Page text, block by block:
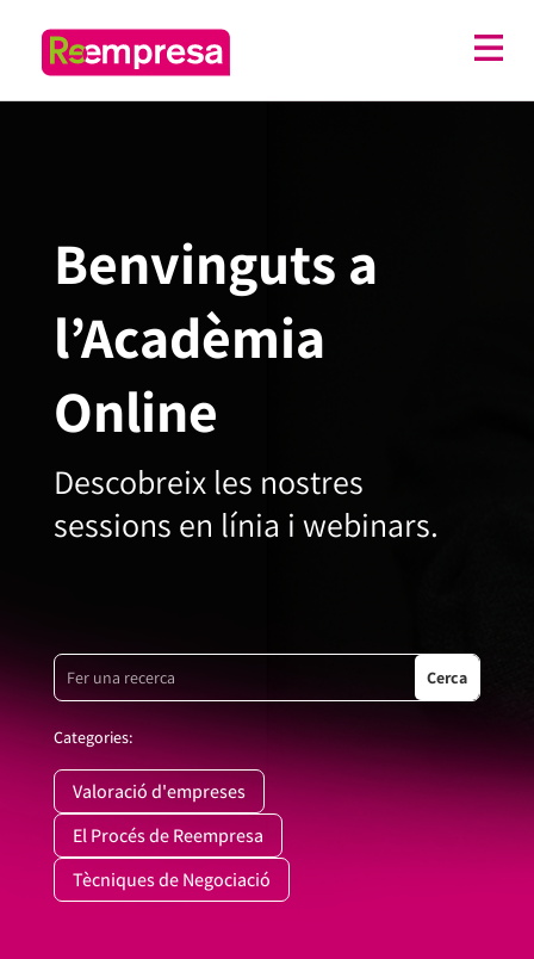
Benvinguts a
l’Acadèmia
Online
Descobreix les nostres
sessions en línia i webinars.
Categories:
Valoració d'empreses
El Procés de Reempresa
Tècniques de Negociació